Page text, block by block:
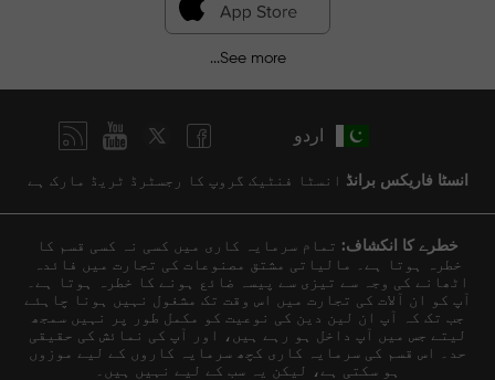
See more...
اردو
انسٹا فاریکس برانڈ انسٹا فنٹیک گروپ کا رجسٹرڈ ٹریڈ مارک ہے
خطرے کا انکشاف: تمام سرمایہ کاری میں کسی نہ کسی قسم کا
خطرہ ہوتا ہے۔ مالیاتی مشتق مصنوعات کی تجارت میں فائدہ
اٹھانے کی وجہ سے تیزی سے پیسہ ضائع ہونے کا خطرہ ہوتا ہے۔
آپ کو ان آلات کی تجارت میں اس وقت تک مشغول نہیں ہونا چاہئے
جب تک کہ آپ ان لین دین کی نوعیت کو مکمل طور پر نہیں سمجھ
لیتے جس میں آپ داخل ہو رہے ہیں، اور آپ کی نمائش کی حقیقی
حد۔ اس قسم کی سرمایہ کاری کچھ سرمایہ کاروں کے لیے موزوں
ہو سکتی ہے، لیکن یہ سب کے لیے نہیں ہیں۔